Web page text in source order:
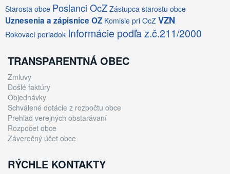
Starosta obce Poslanci OcZ Zástupca starostu obce
Uznesenia a zápisnice OZ Komisie pri OcZ VZN
Rokovací poriadok Informácie podľa z.č.211/2000
TRANSPARENTNÁ OBEC
Zmluvy
Došlé faktúry
Objednávky
Schválené dotácie z rozpočtu obce
Prehľad verejných obstarávaní
Rozpočet obce
Záverečný účet obce
RÝCHLE KONTAKTY